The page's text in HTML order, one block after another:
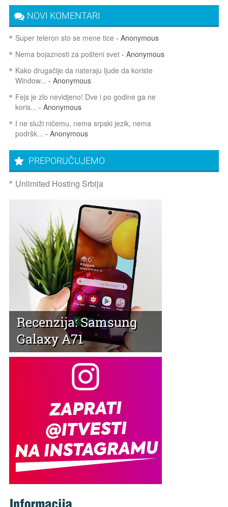
NOVI KOMENTARI
Super teleron sto se mene tice - Anonymous
Nema bojaznosti za pošteni svet- Anonymous
Kako drugačije da nateraju ljude da koriste
Window... - Anonymous
Fejs je zlo nevidjeno! Dve i po godine ga ne
koris... - Anonymous
I ne služi ničemu, nema srpski jezik, nema
podršk... - Anonymous
PREPORUČUJEMO
Unlimited Hosting Srbija
Recenzija: Samsung
Galaxy A71